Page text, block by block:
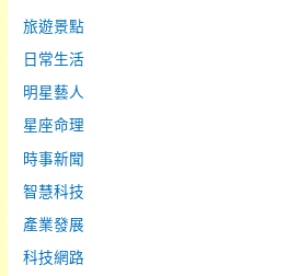
旅遊景點
日常生活
明星藝人
星座命理
時事新聞
智慧科技
產業發展
科技網路